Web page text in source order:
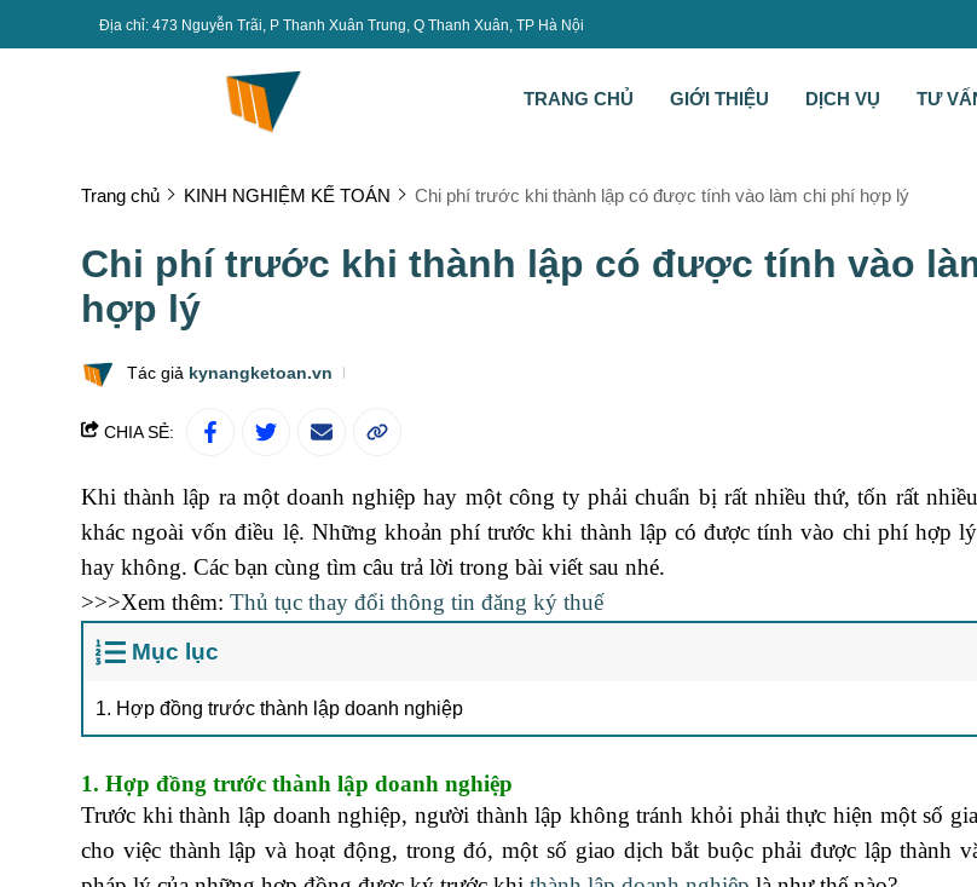
Địa chỉ: 473 Nguyễn Trãi, P Thanh Xuân Trung, Q Thanh Xuân, TP Hà Nội
TRANG CHỦ GIỚI THIỆU DỊCH VỤ TƯ
Trang chủ KINH NGHIỆM KẾ TOÁN Chi phí trước khi thành lập có được tính vào làm chi phí hợp lý
Chi phí trước khi thành lập có được tính vào
hợp lý
Tác giả kynangketoan.vn
CHIA SẺ:
Khi thành lập ra một doanh nghiệp hay một công ty phải chuẩn bị rất nhiều thứ, tốn rất
khác ngoài vốn điều lệ. Những khoản phí trước khi thành lập có được tính vào chi phí hợp
hay không. Các bạn cùng tìm câu trả lời trong bài viết sau nhé.
>>>Xem thêm: Thủ tục thay đổi thông tin đăng ký thuế
Mục lục
1. Hợp đồng trước thành lập doanh nghiệp
1. Hợp đồng trước thành lập doanh nghiệp
Trước khi thành lập doanh nghiệp, người thành lập không tránh khỏi phải thực hiện một số
cho việc thành lập và hoạt động, trong đó, một số giao dịch bắt buộc phải được lập thành